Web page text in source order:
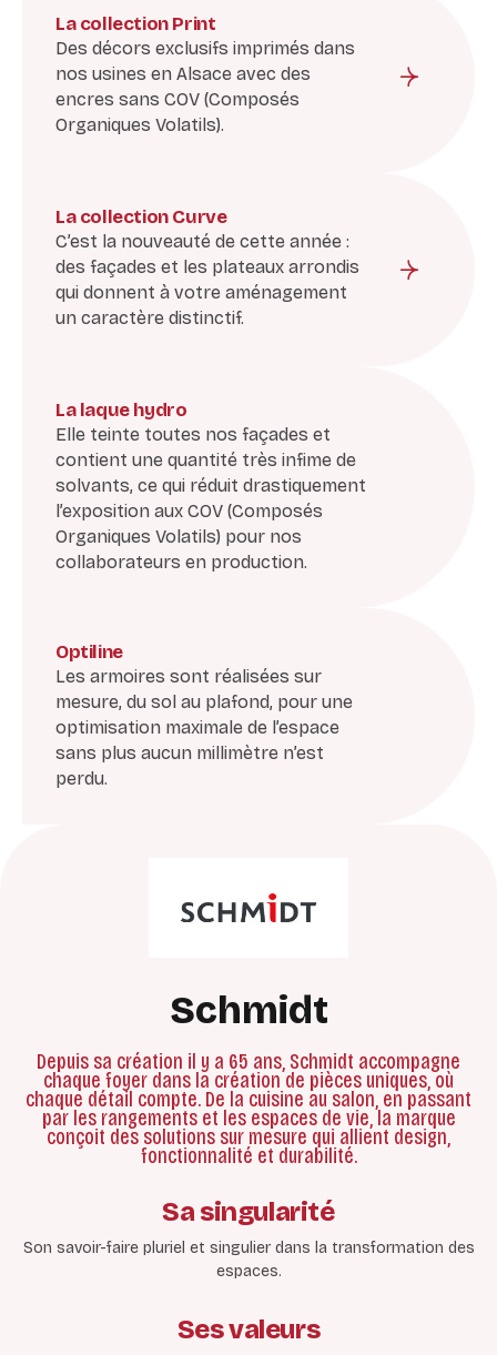
La collection Print
Des décors exclusifs imprimés dans
nos usines en Alsace avec des
encres sans COV (Composés
Organiques Volatils).
La collection Curve
C’est la nouveauté de cette année :
des façades et les plateaux arrondis
qui donnent à votre aménagement
un caractère distinctif.
La laque hydro
Elle teinte toutes nos façades et
contient une quantité très infime de
solvants, ce qui réduit drastiquement
l’exposition aux COV (Composés
Organiques Volatils) pour nos
collaborateurs en production.
Optiline
Les armoires sont réalisées sur
mesure, du sol au plafond, pour une
optimisation maximale de l’espace
sans plus aucun millimètre n’est
perdu.
Schmidt
Depuis sa création il y a 65 ans, Schmidt accompagne
chaque foyer dans la création de pièces uniques, où
chaque détail compte. De la cuisine au salon, en passant
par les rangements et les espaces de vie, la marque
conçoit des solutions sur mesure qui allient design,
fonctionnalité et durabilité.
Sa singularité
Son savoir-faire pluriel et singulier dans la transformation des
espaces.
Ses valeurs